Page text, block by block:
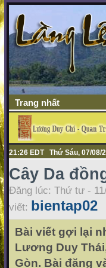
Trang nhất
21:26 EDT Thứ Sáu, 07/08/
Cây Da
Đăng lúc: Thứ tư -
viết: bientap02
Bài viết gợi lại
Lương Duy
Gòn. Bài đăng